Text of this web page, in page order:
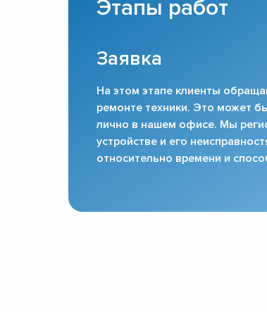
Этапы работ
Заявка
На этом этапе клиенты
ремонте техники. Это может
лично в нашем офисе. Мы
устройстве и его
относительно времени и